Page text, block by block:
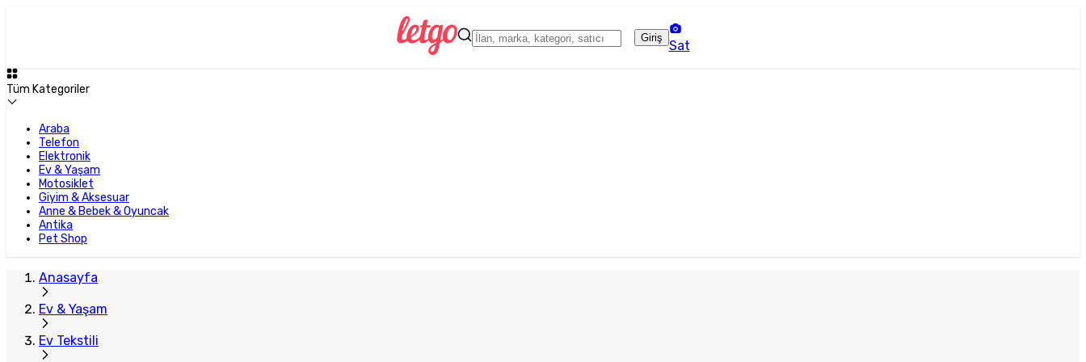
Giriş
Sat
Tüm Kategoriler
Araba
Telefon
Elektronik
Ev & Yaşam
Motosiklet
Giyim & Aksesuar
Anne & Bebek & Oyuncak
Antika
Pet Shop
Anasayfa
Ev & Yaşam
Ev Tekstili